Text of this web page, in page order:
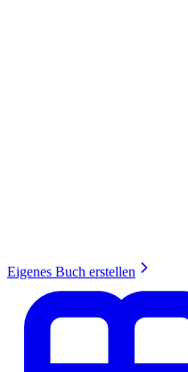
Eigenes Buch erstellen